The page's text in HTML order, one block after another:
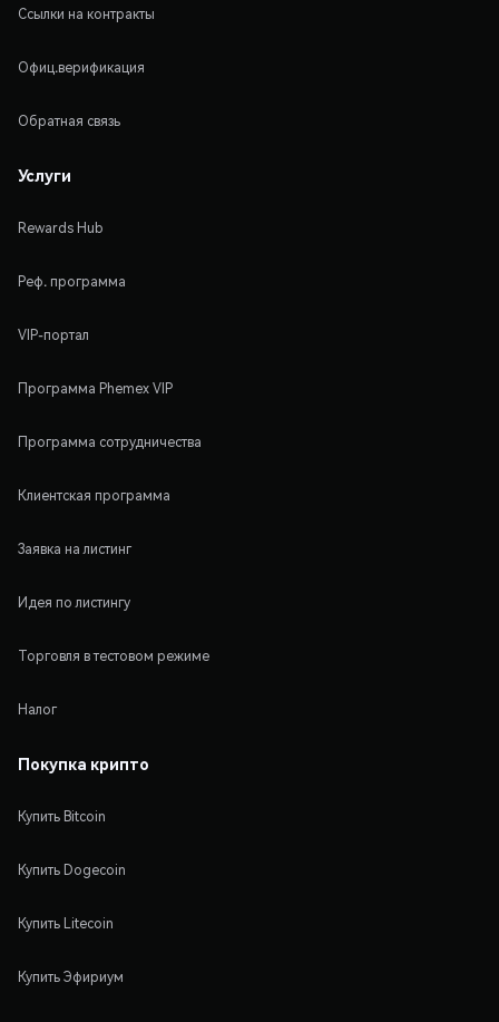
Ссылки на контракты
Офиц.верификация
Обратная связь
Услуги
Rewards Hub
Реф. программа
VIP-портал
Программа Phemex VIP
Программа сотрудничества
Клиентская программа
Заявка на листинг
Идея по листингу
Торговля в тестовом режиме
Налог
Покупка крипто
Купить Bitcoin
Купить Dogecoin
Купить Litecoin
Купить Эфириум